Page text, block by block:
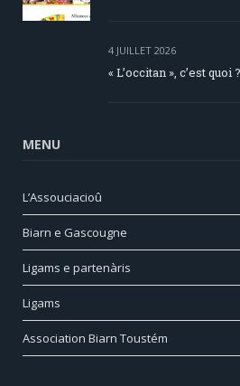
4 JUILLET 2026
« L’occitan », c’est quoi
MENU
L’Assouciacioû
Biarn e Gascougne
Ligams e partenàris
Ligams
Association Biarn Toustém